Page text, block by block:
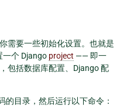
需要一些初始化设置。也就是
个 Django project —— 即一
包括数据库配置、Django 配
的目录，然后运行以下命令：